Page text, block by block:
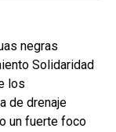
negras
Solidaridad
los
de drenaje
un fuerte foco